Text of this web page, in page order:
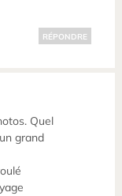
RÉPONDRE
Quel
grand